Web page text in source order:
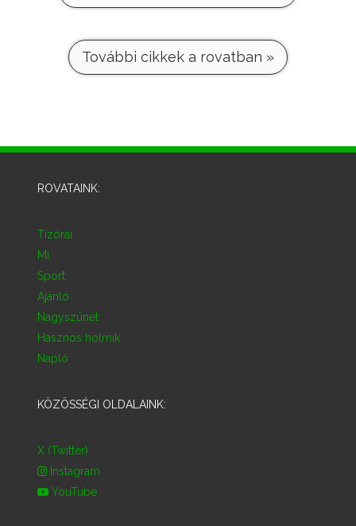
További cikkek a rovatban »
ROVATAINK:
Tízórai
Mi
Sport
Ajánló
Nagyszünet
Hasznos holmik
Napló
KÖZÖSSÉGI OLDALAINK:
X (Twitter)
Instagram
YouTube